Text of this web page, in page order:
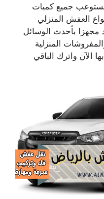
جميع كميات
العفش المنزلي
مجهزا بأحدث الوسائل
المنزلية
الآن واترك الباقي